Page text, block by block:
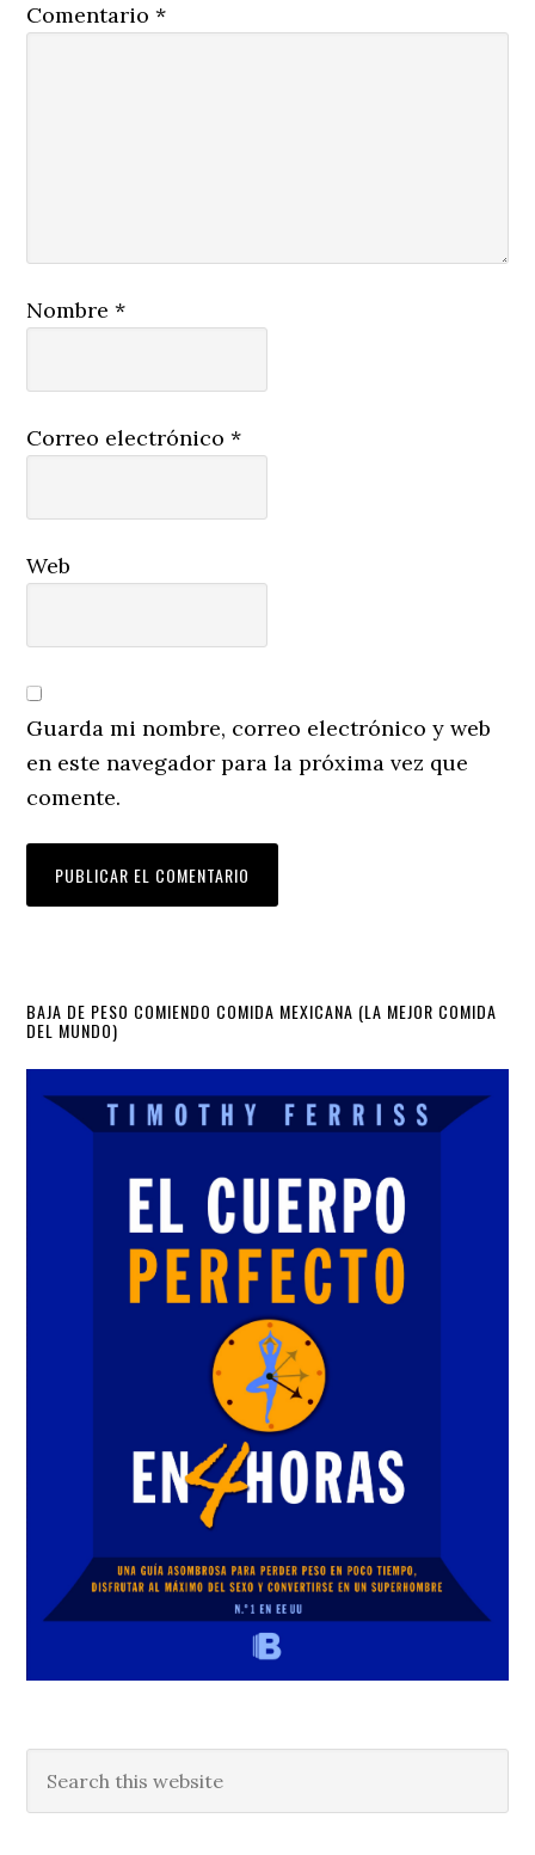
Comentario*
Nombre*
Correo electrónico*
Web
Guarda mi nombre, correo electrónico y web
en este navegador para la próxima vez que
comente.
Primary
Sidebar
BAJA DE PESO COMIENDO COMIDA MEXICANA (LA MEJOR COMIDA
DEL MUNDO)
this